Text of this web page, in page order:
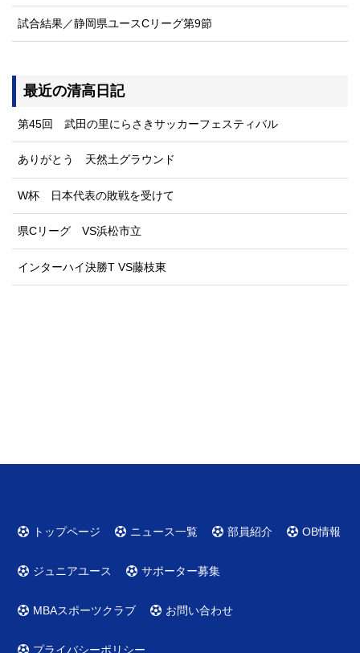
試合結果／静岡県ユースCリーグ第9節
最近の清高日記
第45回 武田の里にらさきサッカーフェスティバル
ありがとう 天然土グラウンド
W杯 日本代表の敗戦を受けて
県Cリーグ VS浜松市立
インターハイ決勝T VS藤枝東
トップページ ニュース一覧 部員紹介 OB情報
ジュニアユース サポーター募集
MBAスポーツクラブ お問い合わせ
プライバシーポリシー